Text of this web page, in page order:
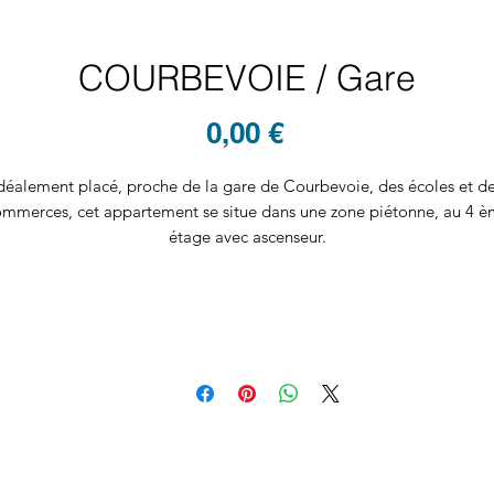
COURBEVOIE / Gare
0,00 €Prix
placé, proche de la gare de Courbevoie, des écoles et
cet appartement se situe dans une zone piétonne, au 4
étage avec ascenseur.
2 places de parking en enfilade et une cave complètent ce bien.